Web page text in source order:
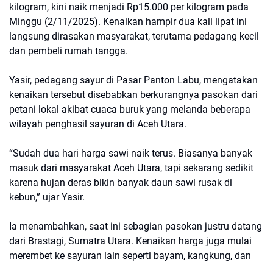
kilogram, kini naik menjadi Rp15.000 per kilogram pada
Minggu (2/11/2025). Kenaikan hampir dua kali lipat ini
langsung dirasakan masyarakat, terutama pedagang kecil
dan pembeli rumah tangga.
Yasir, pedagang sayur di Pasar Panton Labu, mengatakan
kenaikan tersebut disebabkan berkurangnya pasokan dari
petani lokal akibat cuaca buruk yang melanda beberapa
wilayah penghasil sayuran di Aceh Utara.
“Sudah dua hari harga sawi naik terus. Biasanya banyak
masuk dari masyarakat Aceh Utara, tapi sekarang sedikit
karena hujan deras bikin banyak daun sawi rusak di
kebun,” ujar Yasir.
Ia menambahkan, saat ini sebagian pasokan justru datang
dari Brastagi, Sumatra Utara. Kenaikan harga juga mulai
merembet ke sayuran lain seperti bayam, kangkung, dan